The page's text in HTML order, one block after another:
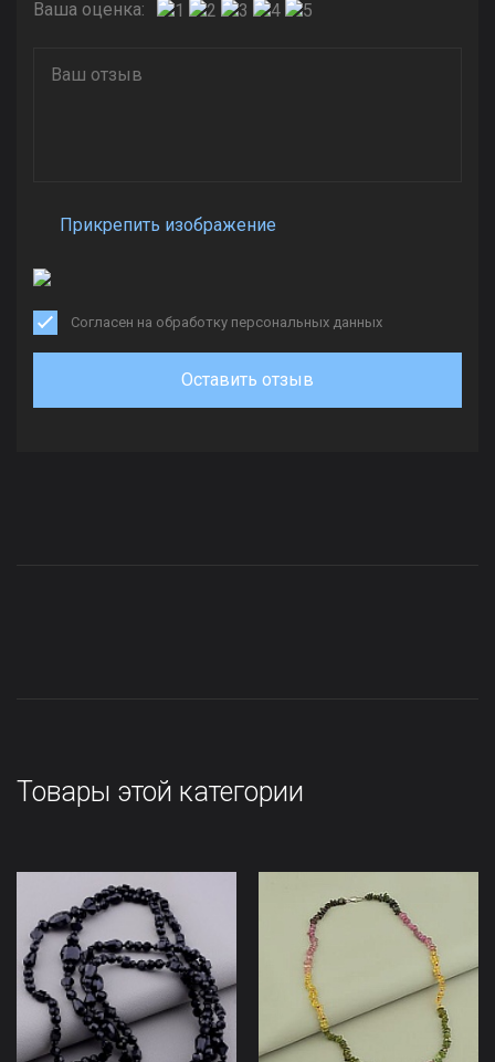
Ваша оценка:
Прикрепить изображение
Согласен на обработку персональных данных
Оставить отзыв
Товары этой категории